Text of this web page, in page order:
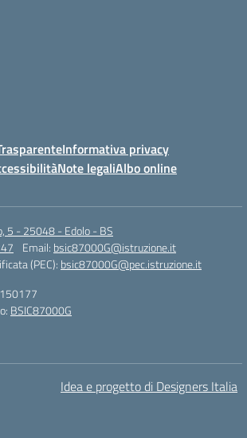
Informativa privacy
Note legaliAlbo online
5 - 25048 - Edolo - BS
Email: bsic87000G@istruzione.it
(PEC): bsic87000G@pec.istruzione.it
BSIC87000G
Idea e progetto di Designers Italia